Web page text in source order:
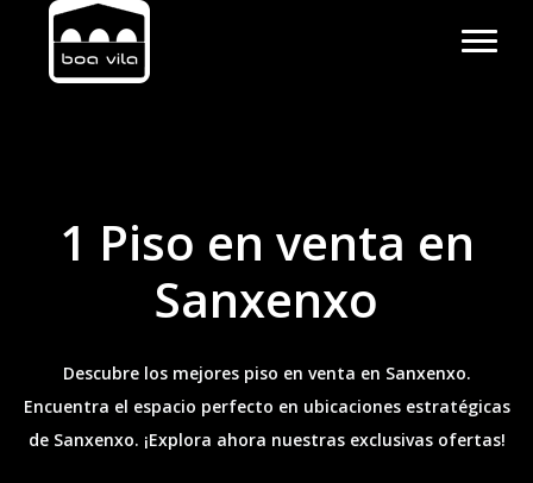
1 Piso en venta en
Sanxenxo
Descubre los mejores piso en venta en Sanxenxo.
Encuentra el espacio perfecto en ubicaciones estratégicas
de Sanxenxo. ¡Explora ahora nuestras exclusivas ofertas!